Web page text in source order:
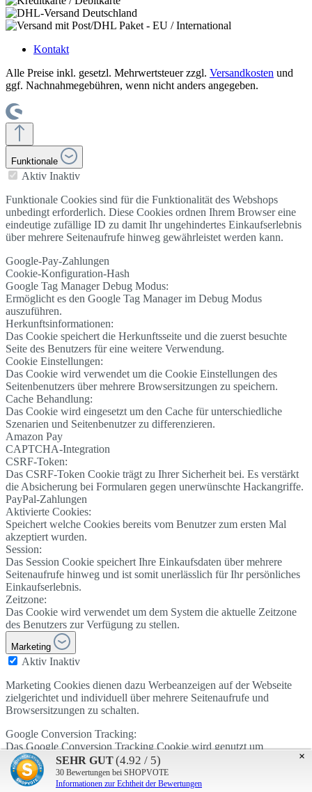
Kontakt
Alle Preise inkl. gesetzl. Mehrwertsteuer zzgl. Versandkosten und
ggf. Nachnahmegebühren, wenn nicht anders angegeben.
Funktionale
Aktiv Inaktiv
Funktionale Cookies sind für die Funktionalität des Webshops
unbedingt erforderlich. Diese Cookies ordnen Ihrem Browser eine
eindeutige zufällige ID zu damit Ihr ungehindertes Einkaufserlebnis
über mehrere Seitenaufrufe hinweg gewährleistet werden kann.
Google-Pay-Zahlungen
Cookie-Konfiguration-Hash
Google Tag Manager Debug Modus:
Ermöglicht es den Google Tag Manager im Debug Modus
auszuführen.
Herkunftsinformationen:
Das Cookie speichert die Herkunftsseite und die zuerst besuchte
Seite des Benutzers für eine weitere Verwendung.
Cookie Einstellungen:
Das Cookie wird verwendet um die Cookie Einstellungen des
Seitenbenutzers über mehrere Browsersitzungen zu speichern.
Cache Behandlung:
Das Cookie wird eingesetzt um den Cache für unterschiedliche
Szenarien und Seitenbenutzer zu differenzieren.
Amazon Pay
CAPTCHA-Integration
CSRF-Token:
Das CSRF-Token Cookie trägt zu Ihrer Sicherheit bei. Es verstärkt
die Absicherung bei Formularen gegen unerwünschte Hackangriffe.
PayPal-Zahlungen
Aktivierte Cookies:
Speichert welche Cookies bereits vom Benutzer zum ersten Mal
akzeptiert wurden.
Session:
Das Session Cookie speichert Ihre Einkaufsdaten über mehrere
Seitenaufrufe hinweg und ist somit unerlässlich für Ihr persönliches
Einkaufserlebnis.
Zeitzone:
Das Cookie wird verwendet um dem System die aktuelle Zeitzone
des Benutzers zur Verfügung zu stellen.
Marketing
Aktiv Inaktiv
Marketing Cookies dienen dazu Werbeanzeigen auf der Webseite
zielgerichtet und individuell über mehrere Seitenaufrufe und
Browsersitzungen zu schalten.
Google Conversion Tracking:
Das Google Conversion Tracking Cookie wird genutzt um
Conversions auf der Webseite effektiv zu erfassen. Diese
Informationen werden vom Seitenbetreiber genutzt um Google
AdWords Kampagnen gezielt einzusetzen.
×
SEHR GUT(4.92 / 5)
30 Bewertungen bei SHOPVOTE
Informationen zur Echtheit der Bewertungen